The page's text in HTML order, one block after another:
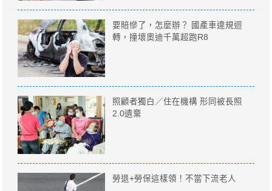
要賠慘了，怎麼辦？ 國產車違規迴
轉，撞壞奧迪千萬超跑R8
照顧者獨白／住在機構 形同被長照
2.0遺棄
勞退+勞保這樣領！不當下流老人